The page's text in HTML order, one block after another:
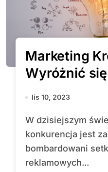
Marketing
Wyróżnić się
lis 10, 2023
W dzisiejszym świecie, w którym
konkurencja jest
bombardowani
reklamowych...